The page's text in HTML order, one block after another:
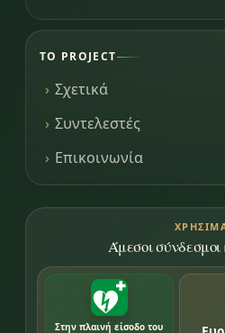
ΤΟ PROJECT
Σχετικά
Συντελεστές
Επικοινωνία
Άμεσοι
Στην πλαινή είσοδο του